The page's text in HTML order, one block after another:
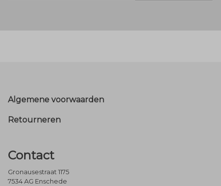
Footer
Algemene voorwaarden
Retourneren
Contact
Gronausestraat 1175
7534 AG Enschede